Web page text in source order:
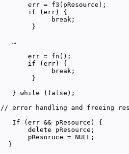
       err = f3(pResource);
       if (err) {
             break;
        }
   …
       err = fn();
       if (err) {
             break;
        }
   } while (false);
// error handling and freeing
   If (err && pResource) {
       delete pResource;
       pResoruce = NULL;
  }